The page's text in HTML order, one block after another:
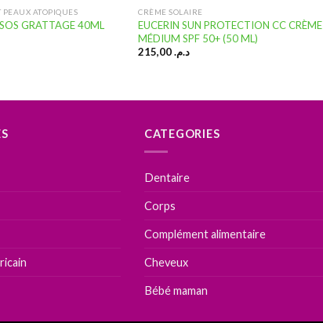
PEAUX ATOPIQUES
GRATTAGE 40ML
CRÈME SOLAIRE
EUCERIN SUN PROTECTION CC CRÈME
MÉDIUM SPF 50+ (50 ML)
د.م.215,00
CATEGORIES
Dentaire
Corps
Complément alimentaire
Cheveux
Bébé maman